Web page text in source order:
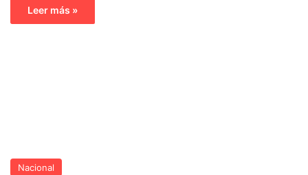
Leer más »
Nacional